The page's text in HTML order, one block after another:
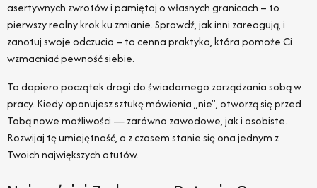
asertywnych zwrotów i pamiętaj o własnych granicach – to
pierwszy realny krok ku zmianie. Sprawdź, jak inni zareagują, i
zanotuj swoje odczucia – to cenna praktyka, która pomoże Ci
wzmacniać pewność siebie.
To dopiero początek drogi do świadomego zarządzania sobą w
pracy. Kiedy opanujesz sztukę mówienia „nie”, otworzą się przed
Tobą nowe możliwości — zarówno zawodowe, jak i osobiste.
Rozwijaj tę umiejętność, a z czasem stanie się ona jednym z
Twoich największych atutów.